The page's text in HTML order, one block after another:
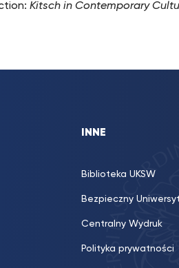
Kitsch in Contemporary
INNE
Biblioteka UKSW
Bezpieczny
Centralny Wydruk
Polityka prywatności